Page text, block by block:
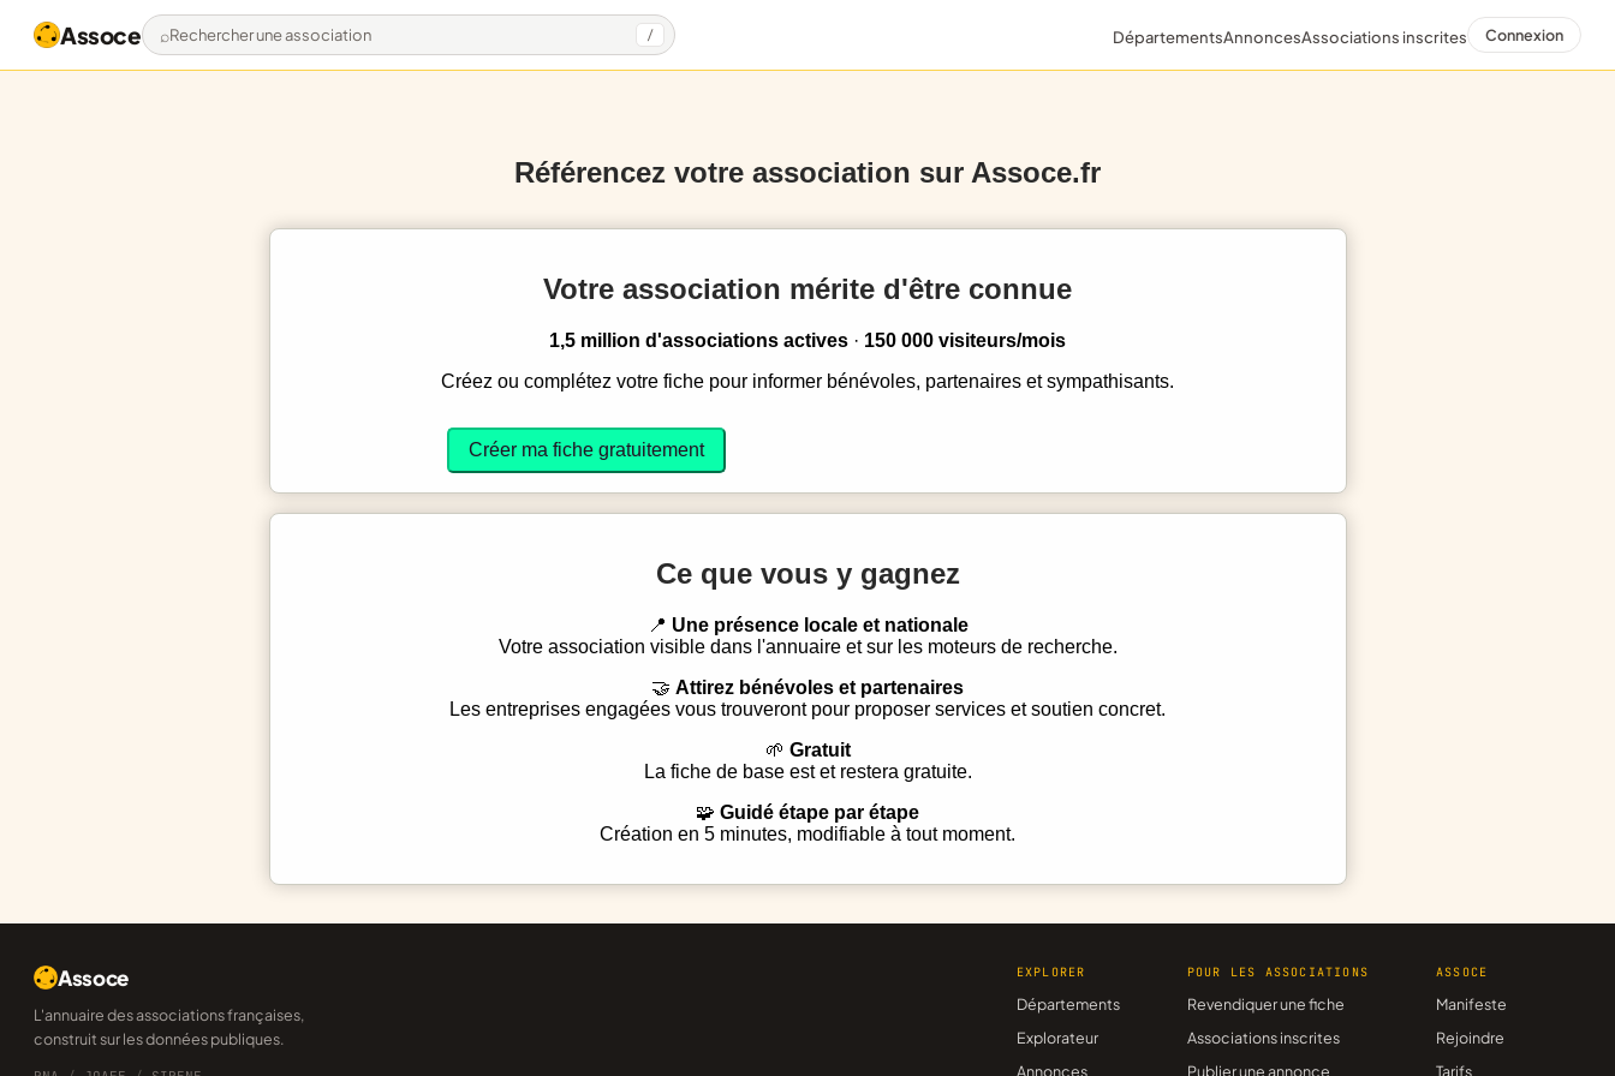
Assoce Rechercher une association / DépartementsAnnoncesAssociations inscrites Connexion
Référencez votre association sur Assoce.fr
Votre association mérite d'être connue
1,5 million d'associations actives · 150 000 visiteurs/mois
Créez ou complétez votre fiche pour informer bénévoles, partenaires et sympathisants.
Créer ma fiche gratuitement
Ce que vous y gagnez
Une présence locale et nationale
Votre association visible dans l'annuaire et sur les moteurs de recherche.
Attirez bénévoles et partenaires
Les entreprises engagées vous trouveront pour proposer services et soutien concret.
Gratuit
La fiche de base est et restera gratuite.
Guidé étape par étape
Création en 5 minutes, modifiable à tout moment.
Assoce
L'annuaire des associations françaises,
construit sur les données publiques.
EXPLORER
Départements
Explorateur
Annonces
POUR LES ASSOCIATIONS
Revendiquer une fiche
Associations inscrites
Publier une annonce
ASSOCE
Manifeste
Rejoindre
Tarifs